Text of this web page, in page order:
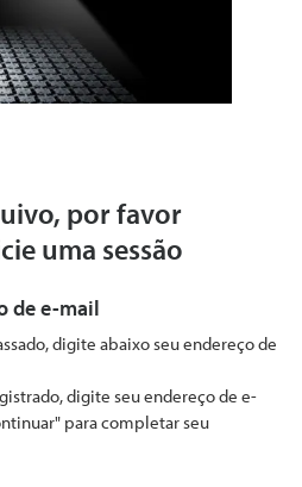
por favor
uma sessão
de e-mail
digite abaixo seu endereço de
digite seu endereço de e-
para completar seu